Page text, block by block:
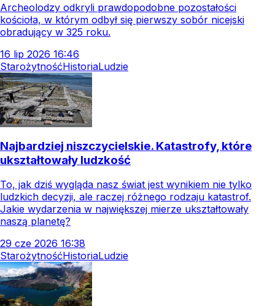
Archeolodzy odkryli prawdopodobne pozostałości
kościoła, w którym odbył się pierwszy sobór nicejski
obradujący w 325 roku.
16 lip 2026 16:46
StarożytnośćHistoriaLudzie
Najbardziej niszczycielskie. Katastrofy, które
ukształtowały ludzkość
To, jak dziś wygląda nasz świat jest wynikiem nie tylko
ludzkich decyzji, ale raczej różnego rodzaju katastrof.
Jakie wydarzenia w największej mierze ukształtowały
naszą planetę?
29 cze 2026 16:38
StarożytnośćHistoriaLudzie